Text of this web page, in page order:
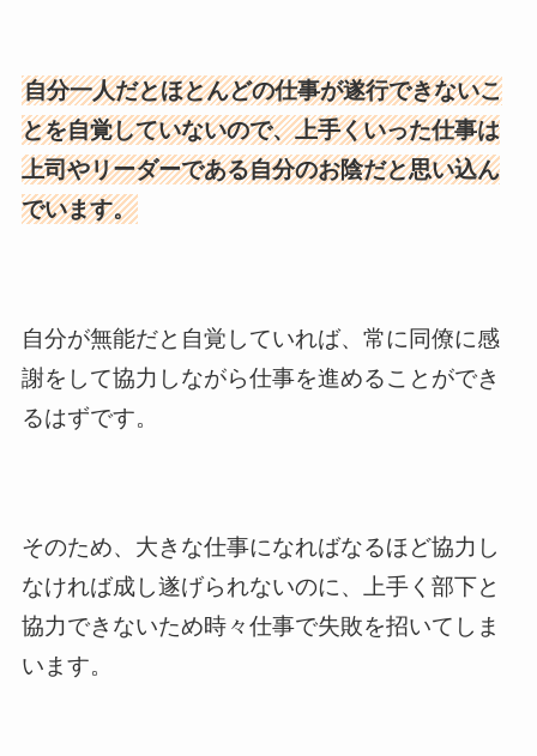
自分一人だとほとんどの仕事が遂行できないこ
とを自覚していないので、上手くいった仕事は
上司やリーダーである自分のお陰だと思い込ん
でいます。
自分が無能だと自覚していれば、常に同僚に感
謝をして協力しながら仕事を進めることができ
るはずです。
そのため、大きな仕事になればなるほど協力し
なければ成し遂げられないのに、上手く部下と
協力できないため時々仕事で失敗を招いてしま
います。